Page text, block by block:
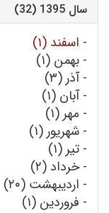
سال 1395 (32)
- اسفند (۱)
- بهمن (۱)
-آذر (۳)
-آبان (۱)
- مهر (۱)
- شهریور (۱)
- تیر (۱)
-خرداد (۲)
- اردیبهشت (۲۰)
- فروردین (۱)